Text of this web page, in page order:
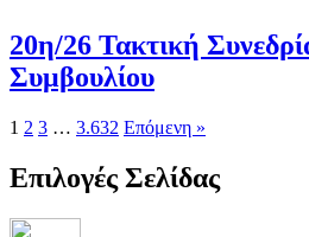
20η/26 Τακτική
Συμβουλίου
1 2 3 … 3.632 Επόμενη »
Επιλογές Σελίδας